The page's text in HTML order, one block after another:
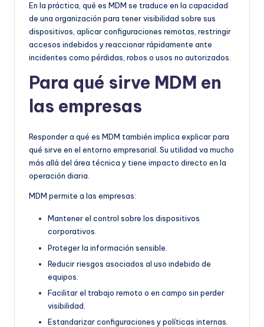
En la práctica, qué es MDM se traduce en la capacidad
de una organización para tener visibilidad sobre sus
dispositivos, aplicar configuraciones remotas, restringir
accesos indebidos y reaccionar rápidamente ante
incidentes como pérdidas, robos o usos no autorizados.
Para qué sirve MDM en
las empresas
Responder a qué es MDM también implica explicar para
qué sirve en el entorno empresarial. Su utilidad va mucho
más allá del área técnica y tiene impacto directo en la
operación diaria.
MDM permite a las empresas:
Mantener el control sobre los dispositivos
corporativos.
Proteger la información sensible.
Reducir riesgos asociados al uso indebido de
equipos.
Facilitar el trabajo remoto o en campo sin perder
visibilidad.
Estandarizar configuraciones y políticas internas.